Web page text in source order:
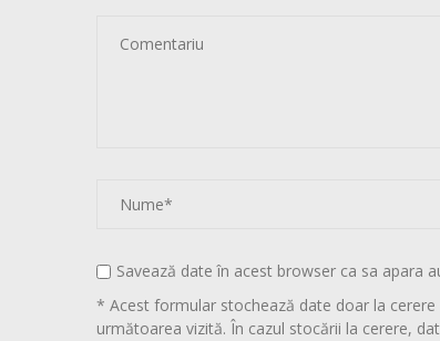
Savează date în acest browser ca sa apara
* Acest formular stochează date doar la
următoarea vizită. În cazul stocării la cerere,